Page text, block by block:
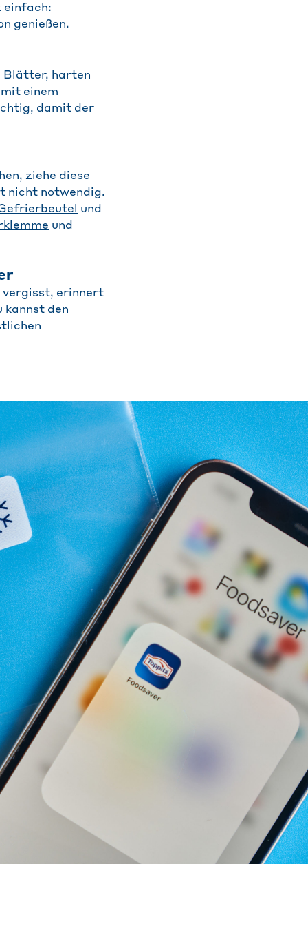
einfach:
genießen.
Blätter, harten
einem
damit der
ziehe diese
nicht notwendig.
und
und
vergisst, erinnert
kannst den